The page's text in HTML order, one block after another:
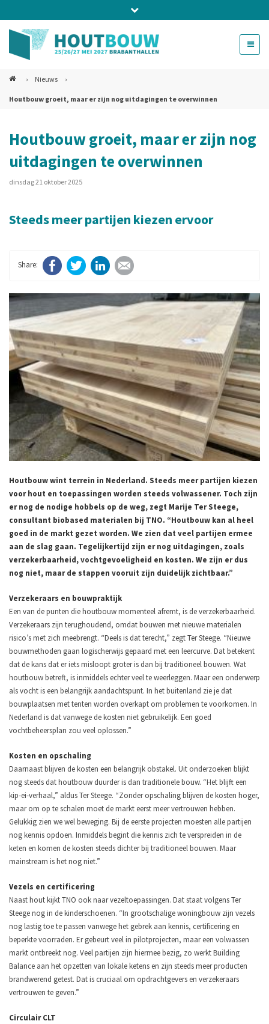
Bel ons voor info 0294 - 74 50 70
beurs@54events.nl
› Nieuws ›
Houtbouw groeit, maar er zijn nog uitdagingen te overwinnen
Houtbouw groeit, maar er zijn nog
uitdagingen te overwinnen
dinsdag 21 oktober 2025
Steeds meer partijen kiezen ervoor
FacebookTwitter LinkedIn
Houtbouw wint terrein in Nederland. Steeds meer partijen kiezen
voor hout en toepassingen worden steeds volwassener. Toch zijn
er nog de nodige hobbels op de weg, zegt Marije Ter Steege,
consultant biobased materialen bij TNO. “Houtbouw kan al heel
goed in de markt gezet worden. We zien dat veel partijen ermee
aan de slag gaan. Tegelijkertijd zijn er nog uitdagingen, zoals
verzekerbaarheid, vochtgevoeligheid en kosten. We zijn er dus
nog niet, maar de stappen vooruit zijn duidelijk zichtbaar.”
Verzekeraars en bouwpraktijk
Een van de punten die houtbouw momenteel afremt, is de verzekerbaarheid.
Verzekeraars zijn terughoudend, omdat bouwen met nieuwe materialen
risico’s met zich meebrengt. “Deels is dat terecht,” zegt Ter Steege. “Nieuwe
bouwmethoden gaan logischerwijs gepaard met een leercurve. Dat betekent
dat de kans dat er iets misloopt groter is dan bij traditioneel bouwen. Wat
houtbouw betreft, is inmiddels echter veel te weerleggen. Maar een onderwerp
als vocht is een belangrijk aandachtspunt. In het buitenland zie je dat
bouwplaatsen met tenten worden overkapt om problemen te voorkomen. In
Nederland is dat vanwege de kosten niet gebruikelijk. Een goed
vochtbeheersplan zou veel oplossen.”
Kosten en opschaling
Daarnaast blijven de kosten een belangrijk obstakel. Uit onderzoeken blijkt
nog steeds dat houtbouw duurder is dan traditionele bouw. “Het blijft een
kip-ei-verhaal,” aldus Ter Steege. “Zonder opschaling blijven de kosten hoger,
maar om op te schalen moet de markt eerst meer vertrouwen hebben.
Gelukkig zien we wel beweging. Bij de eerste projecten moesten alle partijen
nog kennis opdoen. Inmiddels begint die kennis zich te verspreiden in de
keten en komen de kosten steeds dichter bij traditioneel bouwen. Maar
mainstream is het nog niet.”
Vezels en certificering
Naast hout kijkt TNO ook naar vezeltoepassingen. Dat staat volgens Ter
Steege nog in de kinderschoenen. “In grootschalige woningbouw zijn vezels
nog lastig toe te passen vanwege het gebrek aan kennis, certificering en
beperkte voorraden. Er gebeurt veel in pilotprojecten, maar een volwassen
markt ontbreekt nog. Veel partijen zijn hiermee bezig, zo werkt Building
Balance aan het opzetten van lokale ketens en zijn steeds meer producten
brandwerend getest. Dat is cruciaal om opdrachtgevers en verzekeraars
vertrouwen te geven.”
Circulair CLT